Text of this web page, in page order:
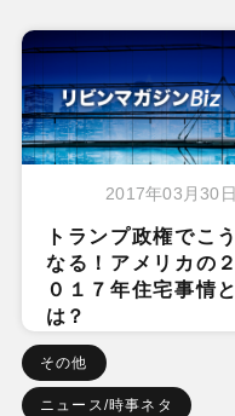
2017年03月30日
トランプ政権でこう
なる！アメリカの２
０１７年住宅事情と
は？
その他
ニュース/時事ネタ